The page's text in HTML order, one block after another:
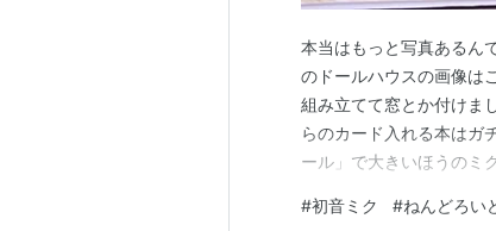
本当はもっと写真あるん
のドールハウスの画像は
組み立てて窓とか付けま
らのカード入れる本はガ
ール」で大きいほうのミ
が・・・。 ねんどろいど
#初音ミク #ねんどろい